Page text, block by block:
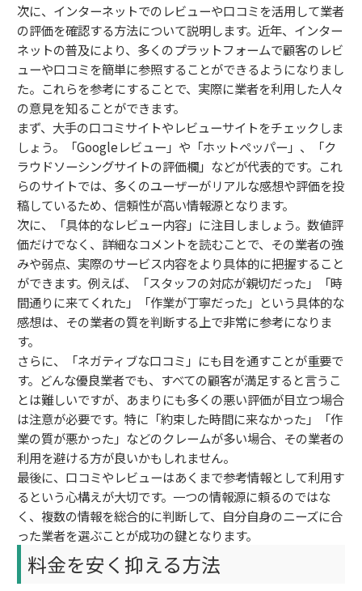
次に、インターネットでのレビューや口コミを活用して業者
の評価を確認する方法について説明します。近年、インター
ネットの普及により、多くのプラットフォームで顧客のレビ
ューや口コミを簡単に参照することができるようになりまし
た。これらを参考にすることで、実際に業者を利用した人々
の意見を知ることができます。
まず、大手の口コミサイトやレビューサイトをチェックしま
しょう。「Googleレビュー」や「ホットペッパー」、「ク
ラウドソーシングサイトの評価欄」などが代表的です。これ
らのサイトでは、多くのユーザーがリアルな感想や評価を投
稿しているため、信頼性が高い情報源となります。
次に、「具体的なレビュー内容」に注目しましょう。数値評
価だけでなく、詳細なコメントを読むことで、その業者の強
みや弱点、実際のサービス内容をより具体的に把握すること
ができます。例えば、「スタッフの対応が親切だった」「時
間通りに来てくれた」「作業が丁寧だった」という具体的な
感想は、その業者の質を判断する上で非常に参考になりま
す。
さらに、「ネガティブな口コミ」にも目を通すことが重要で
す。どんな優良業者でも、すべての顧客が満足すると言うこ
とは難しいですが、あまりにも多くの悪い評価が目立つ場合
は注意が必要です。特に「約束した時間に来なかった」「作
業の質が悪かった」などのクレームが多い場合、その業者の
利用を避ける方が良いかもしれません。
最後に、口コミやレビューはあくまで参考情報として利用す
るという心構えが大切です。一つの情報源に頼るのではな
く、複数の情報を総合的に判断して、自分自身のニーズに合
った業者を選ぶことが成功の鍵となります。
料金を安く抑える方法